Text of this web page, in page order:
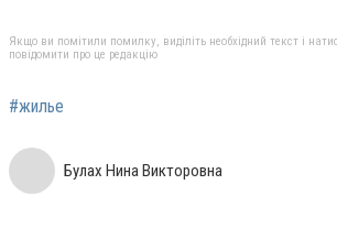
Якщо ви помітили помилку, виділіть необхідний текст і
повідомити про це редакцію
#жилье
Булах Нина Викторовна